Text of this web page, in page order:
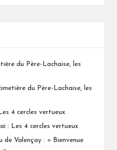
du Père-Lachaise, les
du Père-Lachaise, les
4 cercles vertueux
: Les 4 cercles vertueux
de Valençay : « Bienvenue